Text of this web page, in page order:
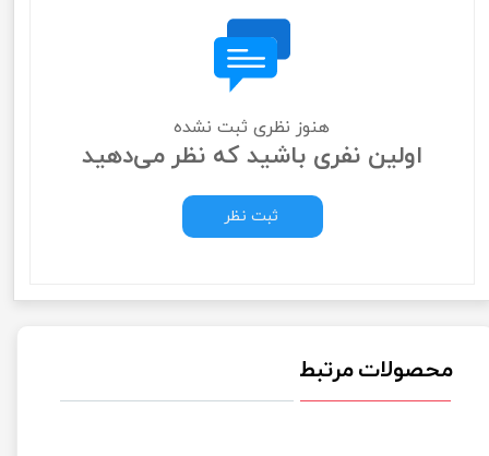
هنوز نظری ثبت نشده
اولین نفری باشید که نظر می‌دهید
ثبت نظر
محصولات مرتبط